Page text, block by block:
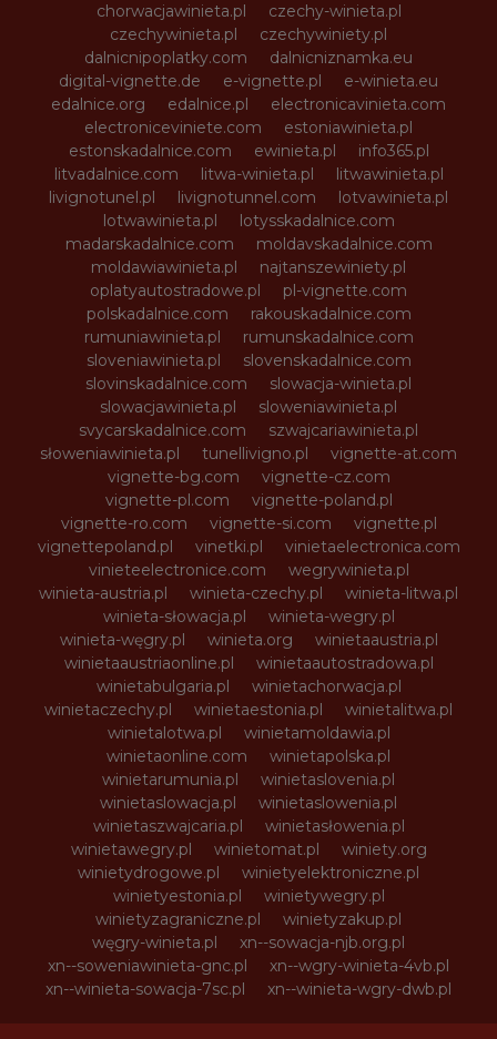
chorwacjawinieta.pl
czechy-winieta.pl
czechywinieta.pl
czechywiniety.pl
dalnicnipoplatky.com
dalnicniznamka.eu
digital-vignette.de
e-vignette.pl
e-winieta.eu
edalnice.org
edalnice.pl
electronicavinieta.com
electroniceviniete.com
estoniawinieta.pl
estonskadalnice.com
ewinieta.pl
info365.pl
litvadalnice.com
litwa-winieta.pl
litwawinieta.pl
livignotunel.pl
livignotunnel.com
lotvawinieta.pl
lotwawinieta.pl
lotysskadalnice.com
madarskadalnice.com
moldavskadalnice.com
moldawiawinieta.pl
najtanszewiniety.pl
oplatyautostradowe.pl
pl-vignette.com
polskadalnice.com
rakouskadalnice.com
rumuniawinieta.pl
rumunskadalnice.com
sloveniawinieta.pl
slovenskadalnice.com
slovinskadalnice.com
slowacja-winieta.pl
slowacjawinieta.pl
sloweniawinieta.pl
svycarskadalnice.com
szwajcariawinieta.pl
słoweniawinieta.pl
tunellivigno.pl
vignette-at.com
vignette-bg.com
vignette-cz.com
vignette-pl.com
vignette-poland.pl
vignette-ro.com
vignette-si.com
vignette.pl
vignettepoland.pl
vinetki.pl
vinietaelectronica.com
vinieteelectronice.com
wegrywinieta.pl
winieta-austria.pl
winieta-czechy.pl
winieta-litwa.pl
winieta-słowacja.pl
winieta-wegry.pl
winieta-węgry.pl
winieta.org
winietaaustria.pl
winietaaustriaonline.pl
winietaautostradowa.pl
winietabulgaria.pl
winietachorwacja.pl
winietaczechy.pl
winietaestonia.pl
winietalitwa.pl
winietalotwa.pl
winietamoldawia.pl
winietaonline.com
winietapolska.pl
winietarumunia.pl
winietaslovenia.pl
winietaslowacja.pl
winietaslowenia.pl
winietaszwajcaria.pl
winietasłowenia.pl
winietawegry.pl
winietomat.pl
winiety.org
winietydrogowe.pl
winietyelektroniczne.pl
winietyestonia.pl
winietywegry.pl
winietyzagraniczne.pl
winietyzakup.pl
węgry-winieta.pl
xn--sowacja-njb.org.pl
xn--soweniawinieta-gnc.pl
xn--wgry-winieta-4vb.pl
xn--winieta-sowacja-7sc.pl
xn--winieta-wgry-dwb.pl